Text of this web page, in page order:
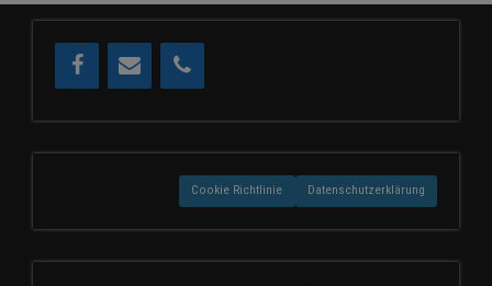
Cookie Richtlinie Datenschutzerklärung